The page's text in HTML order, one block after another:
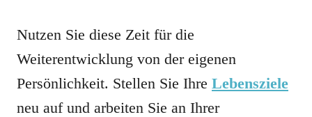
Nutzen Sie diese Zeit für die
Weiterentwicklung von der eigenen
Persönlichkeit. Stellen Sie Ihre Lebensziele
neu auf und arbeiten Sie an Ihrer